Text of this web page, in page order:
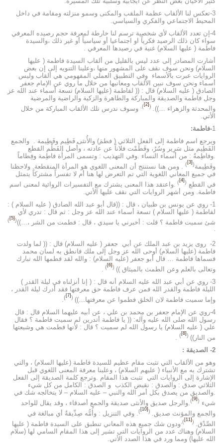
3-تعكس لنا الألقاب عظمة الملقب والمكنى وسمو منزلته ومقامة في داخل
المحيط الاجتماعي والفكري والسياسي.
4-إن تعدد الألقاب لأي شخصية ترسم لنا خارطة لمعرفة حجم رصيده المعرفي
سواء كان ذلك الرصيد فكرياً او اجتماعيا أو سياسياً أو غير ذلك ،والسيدة
فاطمة ( عليها السلام) غنية في رصيدها المعرفي .
أشارت المصادر إلى عدد ليس بالقليل من ألقاب السيدة فاطمة ( عليها
السلام) ونحن سوف نقف على المشهور منها ،وعلينا التنويه إلى إن بعض
الروايات عبرت بالأسماء وفي التطبيق العملي المفهومي هي ألقاب وليس
أسماء ونحن سوف نبين الألقاب ومعانيها من خلال ما روي عن الإمام جعفر
الصادق ( عليه السلام) قال : (( لفاطمة (عليها السلام) تسعة أسماء عند الله عز
وجل فاطمة والصديقة والمباركة والطاهرة والزكية والراضية والمرضية
والمحدثة والزهراء …)). (
[2]
). وسوف ندرس تلك الألقاب المباركة من خلال
الأتي.
1-فاطمة:
ويرجع اسم فاطمة إلى الفعل الثلاثي ( فطمَ) والأُنثى فَطِيم وفَطِيمة . والجمع
الفَطِيم مثل سَرِير وسُرُ، وفَطَمْت فلاناً عن عادته ، وأُصل الفَطْم القطع
.وفاطِمةُ : من أسماء النساء .وفي التهذيب : وتسمى المرأَة فاطِمة وفِطاماً
وفَطِيمة(
[3]
) . ومن هنا نستنتج أن المعنى اللغوي هو المرأة المنقطعة. ولاحظنا
في جميع المعاني اللغوية التي تم التعرض لها هنا أم لا تفسراً مشتركاً يتمثل
في القطع (
[4]
) .واعتقد هذا المعنى يشترك مع التفسيرات الروائية لمعنى اسم
فاطمة. ومن أشهر الروايات التي نقف عليها الأتي.
1- روي عن يونس بن ظبيان ، قال : ((قال أبو عبد الله الصادق ( عليه السلام ) :
لفاطمة ( عليها السلام ) تسعة أسماء عند الله عز وجل : ثم قال : تدري لأي
شئ سميت فاطمة ؟ قلت : أخبرني يا سيدي ، قال : فطمت من الشر ،…))(
[5]
)
2- روى يزيد بن عبد الملك عن أبي جعفر ( عليه السلام) قال : (( لما ولدت
فاطمة (عليها السلام) أوحى الله عز وجل إلى ملك فانطق به لسان محمد
فسماها فاطمة … قال أبو جعفر (عليه السلام) : والله لقد فطمها الله تبارك
وتعالى بالعلم وعن الطمث بالميثاق )) (
[6]
)
.
3- روي عن أبي عبد الله عليه السلام أنه قال : ( إنا أنزلناه في ليلة القدر )
الليلة فاطمة والقدر الله فمن عرف فاطمة حق معرفتها فقد أدرك ليلة القدر ،
وإما سميت فاطمة لان الخلق فطموا عن معرفتها…)) (
[7]
)
.
4-روي عن الإمام جعفر بن محمد بن علي ، عن أبيه عليهما السلام قال : قال
رسول الله صلى الله عليه وآله: (( يا فاطمة أتدرين لم سميت فاطمة ؟ فقال
علي ( عليه السلام) يا رسول الله لم سميت ؟ قال : لأنها فطمت هي وشيعتها
من النار)) (
[8]
)
.
2- الصديقة :
وهو من الألقاب التي تثبت مقام عظيم للسيدة فاطمة (عليها السلام) ، والتي
تشترك به مع الأنبياء ( عليهم السلام) ، وعلينا معرفة المعنى اللغوي قبل
الإشارة إلى الروايات التي تثبت هذا المقام .وترجع كلمة الصديقة إلى الفعل
الثلاثي صدق : والصدق : نقيض الكذب و الصدق : الكامل من كل شيء
.والصديق من يصدق بكل أمر الله والنبي – عليه السلام – لا يتخالجه شك في
شيء (
[9]
).والرجل صديق والأنثى صديقة والجمع أصدقاء ، وقد يقال للواحد
والجمع والمؤنث صديق. (
[10]
). وفي التنزيل : وأُمُّه صِدِّيقةٌ أي مبالغة في
الصِّدْق. (
[11]
). ودون شك جميع هذه المعاني تنطبق على السيدة فاطمة ( عليها
السلام) وهناك عدد من الروايات التي تشير إلى هذا المقام السامي لها (سلام
الله عليها) ومما ورد في هذا الصدد الأتي.